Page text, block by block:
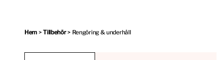
Hem >Tillbehör> Rengöring & underhåll